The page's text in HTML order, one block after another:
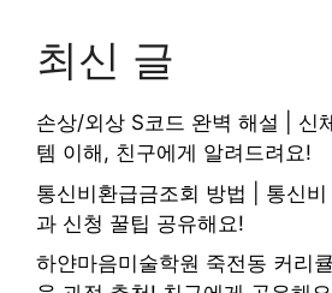
최신 글
손상/외상 S코드 완벽 해설 | 신
템 이해, 친구에게 알려드려요!
통신비환급금조회 방법 | 통신
과 신청 꿀팁 공유해요!
하얀마음미술학원 죽전동 커리